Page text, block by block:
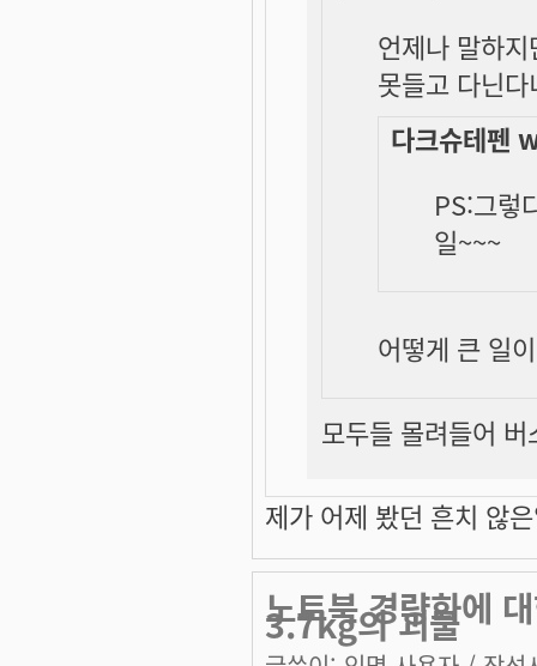
언제나 말하
못들고 다닌
다크슈테펜
PS:그렇
일~~~
어떻게 큰 일
모두들 몰려들어
제가 어제 봤던 흔치 않
노트북 경량화에
3.7kg의 괴물